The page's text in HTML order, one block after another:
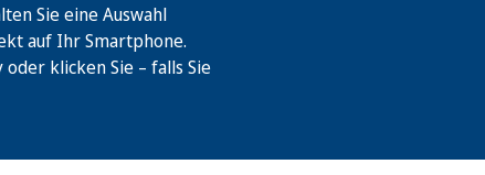
Sie eine Auswahl
auf Ihr Smartphone.
klicken Sie – falls Sie